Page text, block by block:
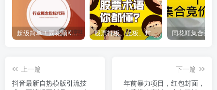
超级简单！同花顺K线界面显示行业概念指标代码图解 股票打板、上板、封板、翘板、炸板是什么意思？炒股你必须懂的暗语！
上一篇
抖音最新自热模版引流技
下一篇
年前暴力项目，红包封面，